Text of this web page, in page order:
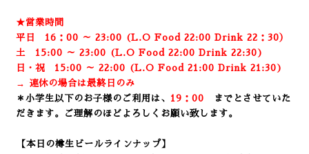
★営業時間
平日 16：00 ～ 23:00 (L.O Food 22:00 Drink 22：30）
土 15:00 ～ 23:00 (L.O Food 22:00 Drink 22:30)
日・祝 15:00 ～ 22:00 (L.O Food 21:00 Drink 21:30)
→ 連休の場合は最終日のみ
＊小学生以下のお子様のご利用は、 19：00
までとさせていた
だきます。ご理解のほどよろしくお願い致します。
【本日の樽生ビールラインナップ】